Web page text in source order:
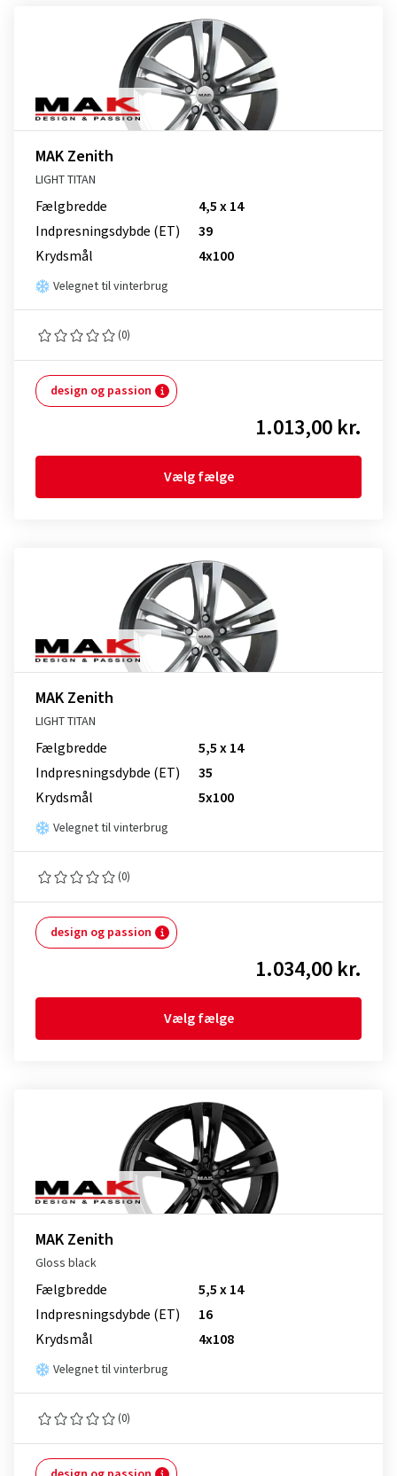
MAK Zenith
LIGHT TITAN
Fælgbredde
4,5 x 14
Indpresnings­dybde (ET)
39
Krydsmål
4x100
Velegnet til vinterbrug
(0)
design og passion
1.013,00 kr.
Vælg fælge
MAK Zenith
LIGHT TITAN
Fælgbredde
5,5 x 14
Indpresnings­dybde (ET)
35
Krydsmål
5x100
Velegnet til vinterbrug
(0)
design og passion
1.034,00 kr.
Vælg fælge
MAK Zenith
Gloss black
Fælgbredde
5,5 x 14
Indpresnings­dybde (ET)
16
Krydsmål
4x108
Velegnet til vinterbrug
(0)